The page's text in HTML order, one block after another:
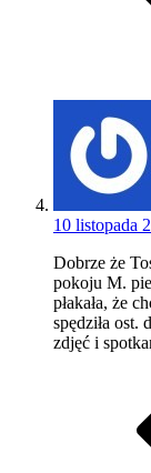
10 listopada
Dobrze że
pokoju M.
płakała, że
spędziła ost.
zdjęć i